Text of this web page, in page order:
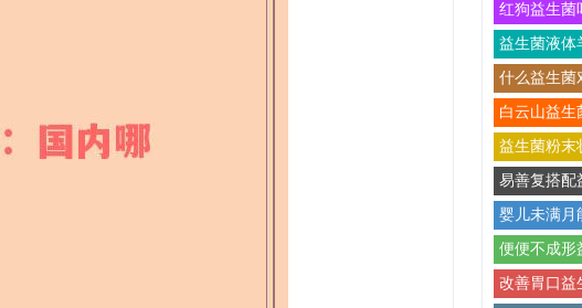
红狗益生菌
益生菌液体
什么益生菌
白云山益生
益生菌粉末
易善复搭配
婴儿未满月
便便不成形
改善胃口益